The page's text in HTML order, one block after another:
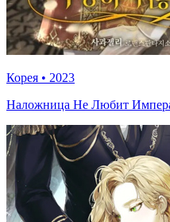
Корея • 2023
Наложница Не Любит